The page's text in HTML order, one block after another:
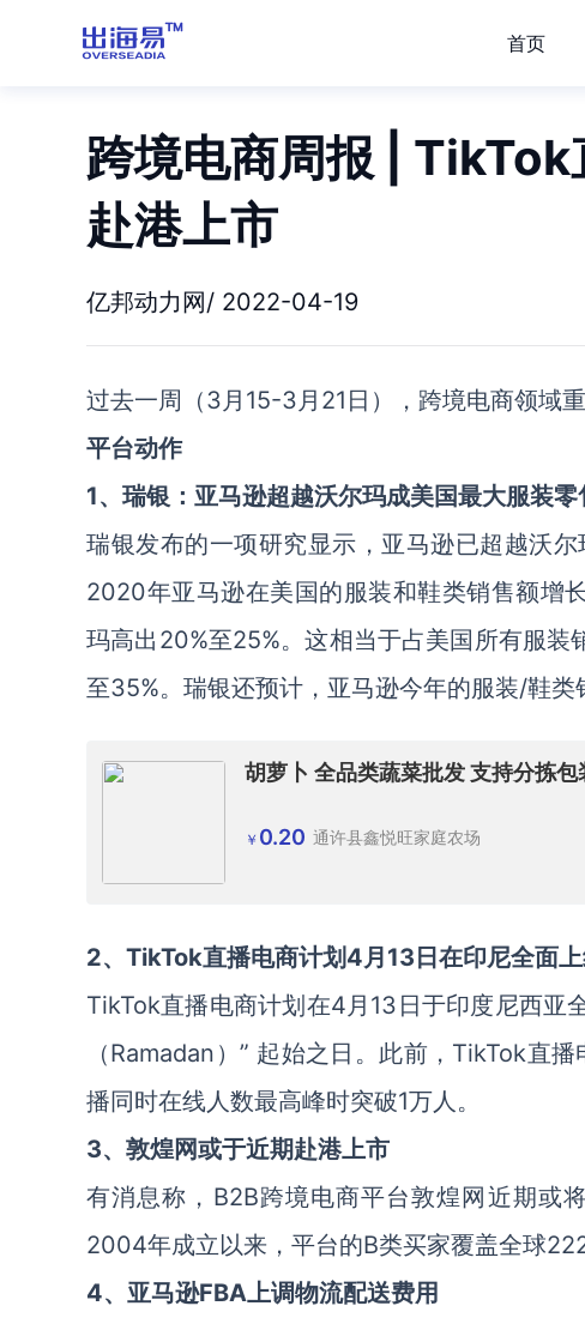
首页
跨境电商周报 |
赴港上市
亿邦动力网/ 2022-04-19
过去一周（3月15-3月21日），跨境电商领域重
平台动作
1、瑞银：亚马逊超越沃尔玛成美国最大服装零
瑞银发布的一项研究显示，亚马逊已超越沃
2020年亚马逊在美国的服装和鞋类销售额增
玛高出20%至25%。这相当于占美国所有服装
至35%。瑞银还预计，亚马逊今年的服装/鞋类
胡萝卜 全品类蔬菜批发 支持分拣包
￥ 0.20 通许县鑫悦旺家庭农场
2、TikTok直播电商计划4月13日在印尼全面
TikTok直播电商计划在4月13日于印度尼西亚
（Ramadan）” 起始之日。此前，TikTok直
播同时在线人数最高峰时突破1万人。
3、敦煌网或于近期赴港上市
有消息称，B2B跨境电商平台敦煌网近期或
2004年成立以来，平台的B类买家覆盖全球
4、亚马逊FBA上调物流配送费用